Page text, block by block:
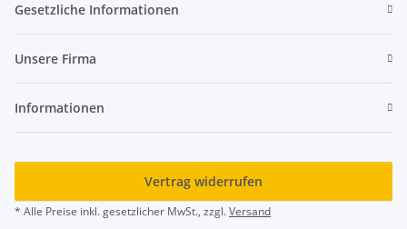
Gesetzliche Informationen
Unsere Firma
Informationen
Vertrag widerrufen
* Alle Preise inkl. gesetzlicher MwSt., zzgl.Versand